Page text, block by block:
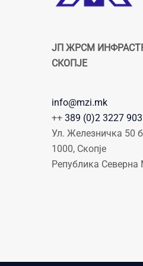
ЈП ЖРСМ
СКОПЈЕ
info@mzi.mk
++ 389 (0)2 3227 903
Ул. Железничка 50 б
1000, Скопје
Република Северна